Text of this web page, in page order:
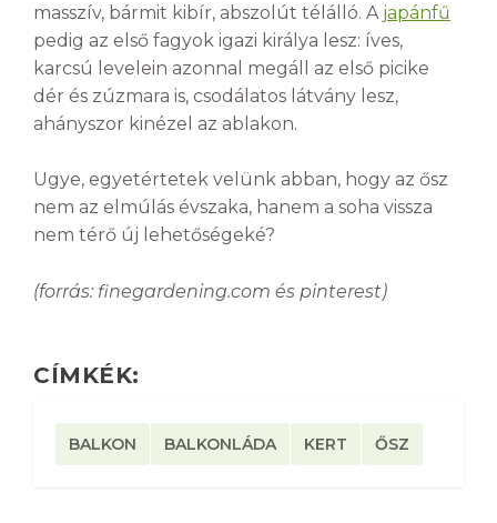
masszív, bármit kibír, abszolút télálló. A japánfű
pedig az első fagyok igazi királya lesz: íves,
karcsú levelein azonnal megáll az első picike
dér és zúzmara is, csodálatos látvány lesz,
ahányszor kinézel az ablakon.
Ugye, egyetértetek velünk abban, hogy az ősz
nem az elmúlás évszaka, hanem a soha vissza
nem térő új lehetőségeké?
(forrás: finegardening.com és pinterest)
CÍMKÉK:
BALKON BALKONLÁDA KERT ŐSZ